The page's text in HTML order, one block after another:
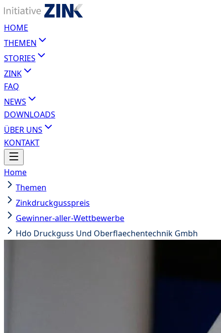
HOME
THEMEN
STORIES
ZINK
FAQ
NEWS
DOWNLOADS
ÜBER UNS
KONTAKT
Home
Themen
Zinkdruckgusspreis
Gewinner-aller-Wettbewerbe
Hdo Druckguss Und Oberflaechentechnik Gmbh